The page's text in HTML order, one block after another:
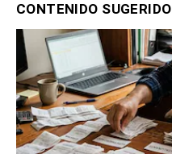
CONTENIDO SUGERIDO